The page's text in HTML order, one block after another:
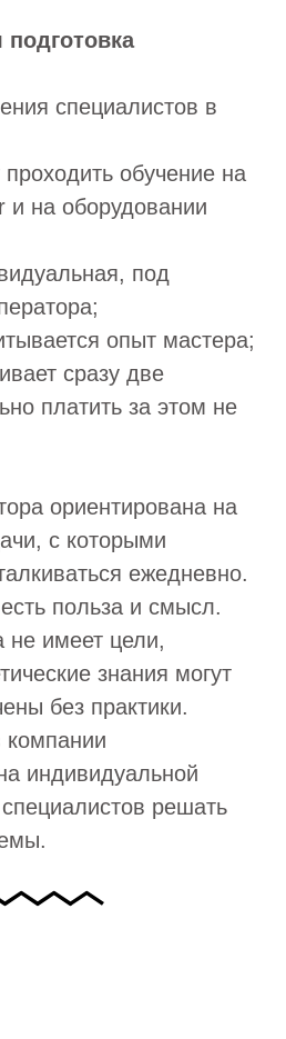
специалистов в
обучение на
и на оборудовании
под
опыт мастера;
сразу две
платить за этом не
ориентирована на
с которыми
ежедневно.
польза и смысл.
не имеет цели,
знания могут
без практики.
индивидуальной
решать